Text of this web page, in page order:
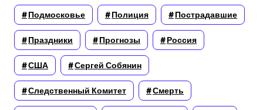
Подмосковье Полиция Пострадавшие
Праздники Прогнозы Россия
США Сергей Собянин
Следственный Комитет Смерть